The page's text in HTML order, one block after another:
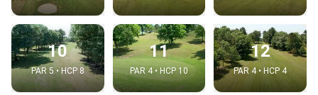
10
PAR 5 • HCP 8
11
PAR 4 • HCP 10
12
PAR 4 • HCP 4